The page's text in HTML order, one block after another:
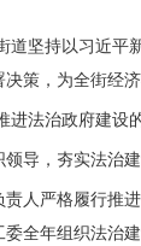
道坚持以习近平
策，为全街经
进法治政府建设
领导，夯实法治
人严格履行推
全年组织法治